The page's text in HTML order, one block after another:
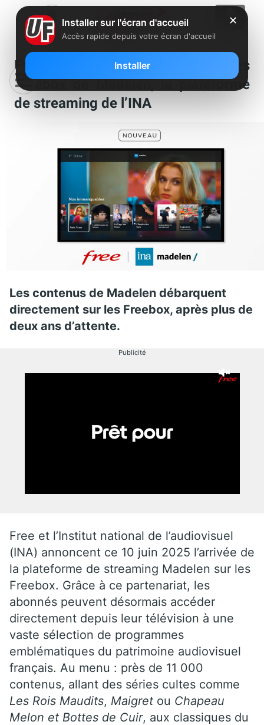
Free annonce le lancement sur les
Freebox de Madelen, la plateforme
de streaming de l’INA
Les contenus de Madelen débarquent
directement sur les Freebox, après plus de
deux ans d’attente.
Publicité
Free et l’Institut national de l’audiovisuel
(INA) annoncent ce 10 juin 2025 l’arrivée de
la plateforme de streaming Madelen sur les
Freebox. Grâce à ce partenariat, les
abonnés peuvent désormais accéder
directement depuis leur télévision à une
vaste sélection de programmes
emblématiques du patrimoine audiovisuel
français. Au menu : près de 11 000
contenus, allant des séries cultes comme
Les Rois Maudits, Maigret ou Chapeau
Melon et Bottes de Cuir, aux classiques du
✕
Installer sur l'écran d'accueil
Accès rapide depuis votre écran d'accueil
Installer